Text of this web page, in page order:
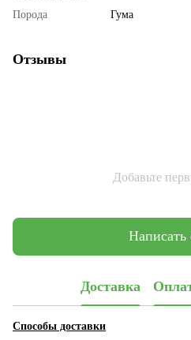
Порода Гума
Отзывы
Добавьте
Написать
Доставка
Способы доставки